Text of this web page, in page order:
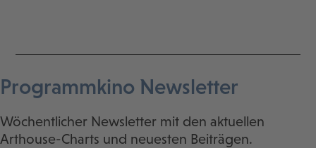
Programmkino Newsletter
Wöchentlicher Newsletter mit den aktuellen
Arthouse-Charts und neuesten Beiträgen.